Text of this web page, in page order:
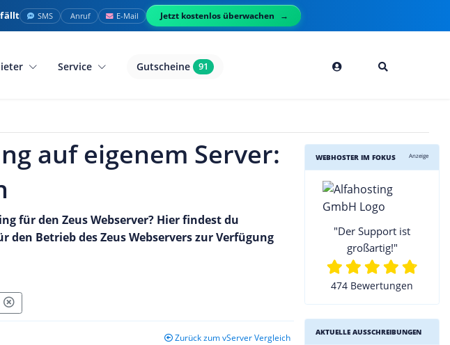
SMS Anruf E-Mail Jetzt kostenlos überwachen
Service Gutscheine 91
auf eigenem Server:
für den ZeusWebserver? Hier findest du
den Betrieb desZeusWebservers zur Verfügung
Zurück zum vServer Vergleich
WEBHOSTER IM FOKUS Anzeige
"Der Support ist
großartig!"
474 Bewertungen
AKTUELLE AUSSCHREIBUNGEN